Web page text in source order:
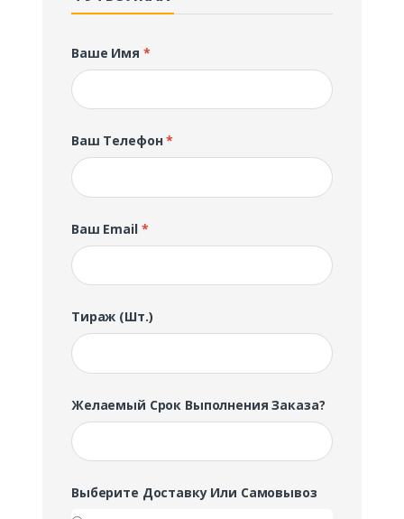
Ваше Имя *
Ваш Телефон*
Ваш Email *
Тираж (шт.)
Желаемый Срок Выполнения Заказа?
Выберите Доставку Или Самовывоз